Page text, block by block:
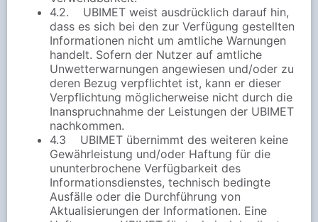
4.2. UBIMET weist ausdrücklich darauf hin,
dass es sich bei den zur Verfügung gestellten
Informationen nicht um amtliche Warnungen
handelt. Sofern der Nutzer auf amtliche
Unwetterwarnungen angewiesen und/oder zu
deren Bezug verpflichtet ist, kann er dieser
Verpflichtung möglicherweise nicht durch die
Inanspruchnahme der Leistungen der UBIMET
nachkommen.
4.3 UBIMET übernimmt des weiteren keine
Gewährleistung und/oder Haftung für die
ununterbrochene Verfügbarkeit des
Informationsdienstes, technisch bedingte
Ausfälle oder die Durchführung von
Aktualisierungen der Informationen. Eine